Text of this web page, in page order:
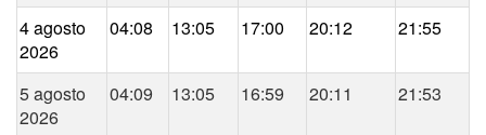
4 agosto
2026
04:08 13:05 17:00 20:12 21:55
5 agosto
2026
04:09 13:05 16:59 20:11 21:53